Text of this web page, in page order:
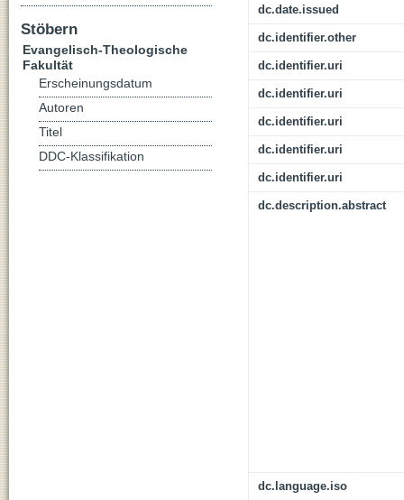
dc.date.issued
dc.identifier.other
dc.identifier.uri
dc.identifier.uri
dc.identifier.uri
dc.identifier.uri
dc.identifier.uri
dc.description.abstract
dc.language.iso
Stöbern
Evangelisch-Theologische
Fakultät
Erscheinungsdatum
Autoren
Titel
DDC-Klassifikation